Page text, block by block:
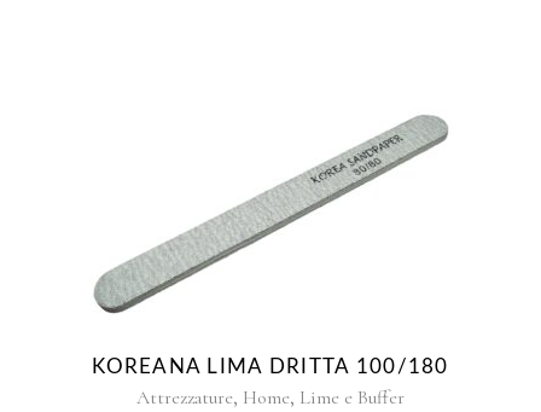
KOREANA LIMA DRITTA 100/180
Attrezzature, Home, Lime e Buffer